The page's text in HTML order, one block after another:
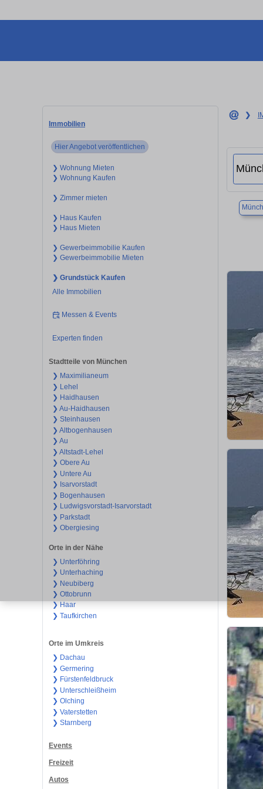
Immobilien
Hier Angebot veröffentlichen
❯ Wohnung Mieten
❯ Wohnung Kaufen
❯ Zimmer mieten
❯ Haus Kaufen
❯ Haus Mieten
❯ Gewerbeimmobilie Kaufen
❯ Gewerbeimmobilie Mieten
❯ Grundstück Kaufen
Alle Immobilien
Messen & Events
Experten finden
Stadtteile von München
❯ Maximilianeum
❯ Lehel
❯ Haidhausen
❯ Au-Haidhausen
❯ Steinhausen
❯ Altbogenhausen
❯ Au
❯ Altstadt-Lehel
❯ Obere Au
❯ Untere Au
❯ Isarvorstadt
❯ Bogenhausen
❯ Ludwigsvorstadt-Isarvorstadt
❯ Parkstadt
❯ Obergiesing
Orte in der Nähe
❯ Unterföhring
❯ Unterhaching
❯ Neubiberg
❯ Ottobrunn
❯ Haar
❯ Taufkirchen
Orte im Umkreis
❯ Dachau
❯ Germering
❯ Fürstenfeldbruck
❯ Unterschleißheim
❯ Olching
❯ Vaterstetten
❯ Starnberg
Events
Freizeit
Autos
❯